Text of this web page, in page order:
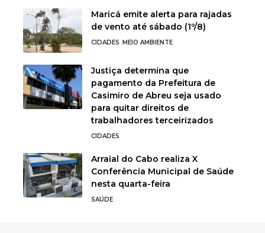
Maricá emite alerta para rajadas
de vento até sábado (1º/8)
CIDADES MEIO AMBIENTE
Justiça determina que
pagamento da Prefeitura de
Casimiro de Abreu seja usado
para quitar direitos de
trabalhadores terceirizados
CIDADES
Arraial do Cabo realiza X
Conferência Municipal de Saúde
nesta quarta-feira
SAÚDE